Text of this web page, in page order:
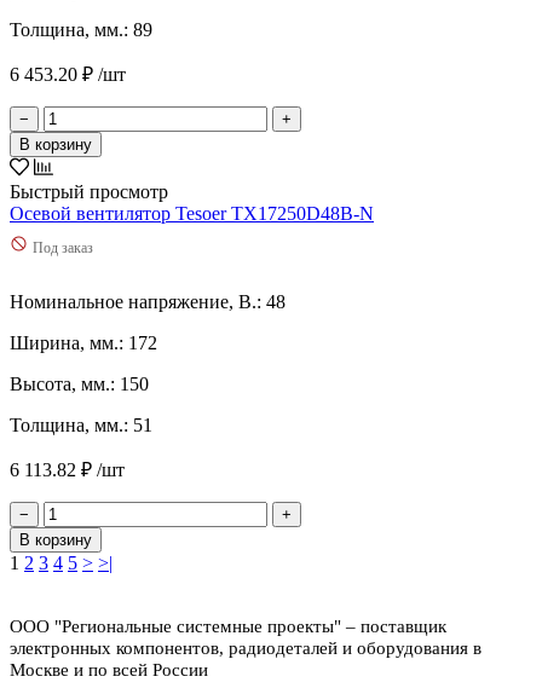
Толщина, мм.: 89
6 453.20 ₽ /шт
−
+
В корзину
Быстрый просмотр
Осевой вентилятор Tesoer TX17250D48B-N
Под заказ
Номинальное напряжение, В.: 48
Ширина, мм.: 172
Высота, мм.: 150
Толщина, мм.: 51
6 113.82 ₽ /шт
−
+
В корзину
1 2 3 4 5 > >|
ООО "Региональные системные проекты" – поставщик
электронных компонентов, радиодеталей и оборудования в
Москве и по всей России